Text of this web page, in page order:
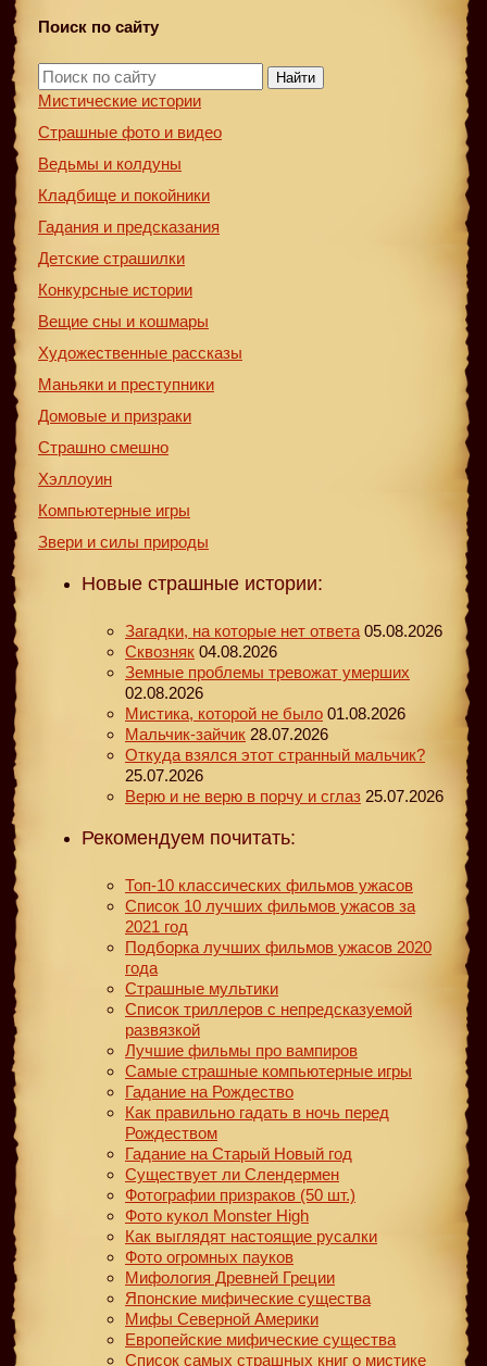
Поиск по сайту
Найти
Мистические истории
Страшные фото и видео
Ведьмы и колдуны
Кладбище и покойники
Гадания и предсказания
Детские страшилки
Конкурсные истории
Вещие сны и кошмары
Художественные рассказы
Маньяки и преступники
Домовые и призраки
Страшно смешно
Хэллоуин
Компьютерные игры
Звери и силы природы
Новые страшные истории:
Загадки, на которые нет ответа 05.08.2026
Сквозняк 04.08.2026
Земные проблемы тревожат умерших
02.08.2026
Мистика, которой не было 01.08.2026
Мальчик-зайчик 28.07.2026
Откуда взялся этот странный мальчик?
25.07.2026
Верю и не верю в порчу и сглаз 25.07.2026
Рекомендуем почитать:
Топ-10 классических фильмов ужасов
Список 10 лучших фильмов ужасов за
2021 год
Подборка лучших фильмов ужасов 2020
года
Страшные мультики
Список триллеров с непредсказуемой
развязкой
Лучшие фильмы про вампиров
Самые страшные компьютерные игры
Гадание на Рождество
Как правильно гадать в ночь перед
Рождеством
Гадание на Старый Новый год
Существует ли Слендермен
Фотографии призраков (50 шт.)
Фото кукол Monster High
Как выглядят настоящие русалки
Фото огромных пауков
Мифология Древней Греции
Японские мифические существа
Мифы Северной Америки
Европейские мифические существа
Список самых страшных книг о мистике